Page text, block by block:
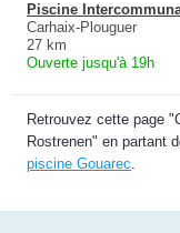
Piscine
Carhaix-Plouguer
27 km
Ouverte jusqu'à 19h
Retrouvez cette page
Rostrenen" en partant
piscine Gouarec.